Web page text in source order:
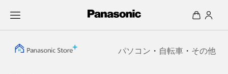
パソコン ・ 自転車 ・ その他